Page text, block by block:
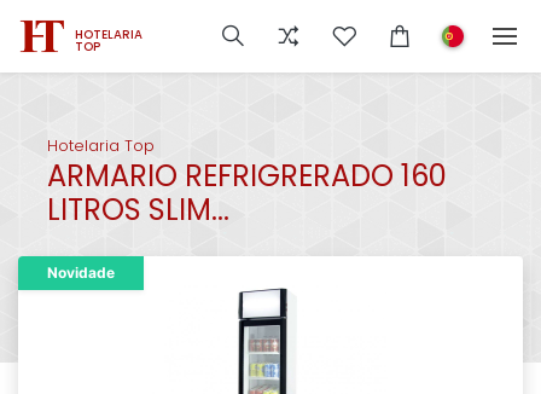
HOTELARIA
TOP
Hotelaria Top
ARMARIO REFRIGRERADO 160
LITROS SLIM...
Novidade